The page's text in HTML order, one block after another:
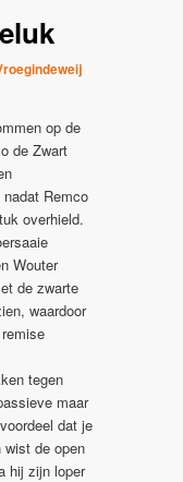
op de
de Zwart
Remco
overhield.
Wouter
de zwarte
waardoor
tegen
maar
dat je
de open
hij zijn loper